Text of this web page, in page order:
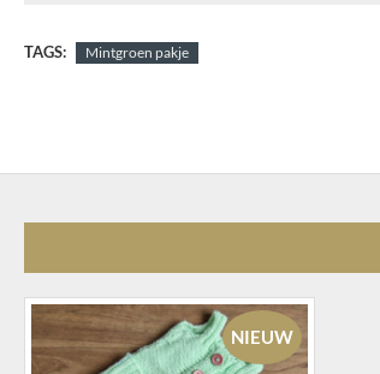
TAGS: Mintgroen pakje
NIEUW